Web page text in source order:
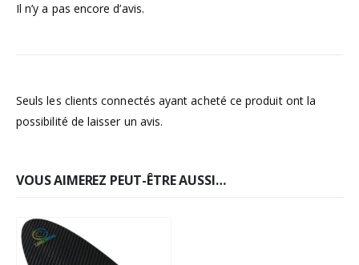
Il n’y a pas encore d’avis.
Seuls les clients connectés ayant acheté ce produit ont la
possibilité de laisser un avis.
VOUS AIMEREZ PEUT-ÊTRE AUSSI…